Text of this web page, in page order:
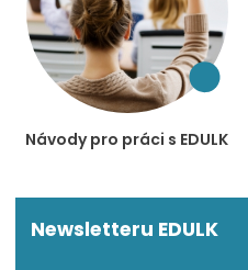
Návody pro práci s EDULK
Newsletteru EDULK